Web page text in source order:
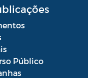
Público